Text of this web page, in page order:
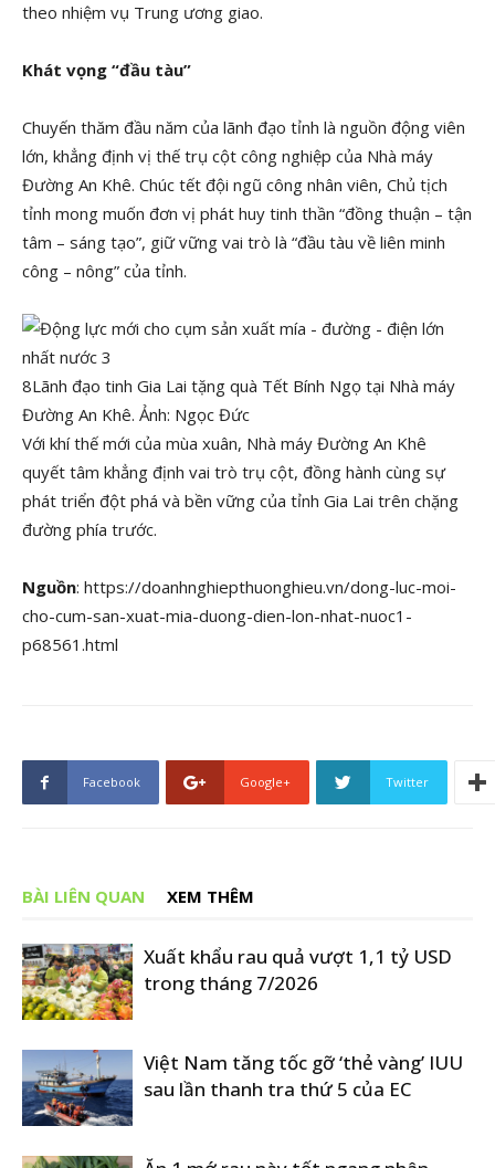
theo nhiệm vụ Trung ương giao.
Khát vọng “đầu tàu”
Chuyến thăm đầu năm của lãnh đạo tỉnh là nguồn động viên
lớn, khẳng định vị thế trụ cột công nghiệp của Nhà máy
Đường An Khê. Chúc tết đội ngũ công nhân viên, Chủ tịch
tỉnh mong muốn đơn vị phát huy tinh thần “đồng thuận – tận
tâm – sáng tạo”, giữ vững vai trò là “đầu tàu về liên minh
công – nông” của tỉnh.
8Lãnh đạo tinh Gia Lai tặng quà Tết Bính Ngọ tại Nhà máy
Đường An Khê. Ảnh: Ngọc Đức
Với khí thế mới của mùa xuân, Nhà máy Đường An Khê
quyết tâm khẳng định vai trò trụ cột, đồng hành cùng sự
phát triển đột phá và bền vững của tỉnh Gia Lai trên chặng
đường phía trước.
Nguồn: https://doanhnghiepthuonghieu.vn/dong-luc-moi-
cho-cum-san-xuat-mia-duong-dien-lon-nhat-nuoc1-
p68561.html
Facebook Google+ Twitter
BÀI LIÊN QUAN XEM THÊM
Xuất khẩu rau quả vượt 1,1 tỷ USD
trong tháng 7/2026
Việt Nam tăng tốc gỡ ‘thẻ vàng’ IUU
sau lần thanh tra thứ 5 của EC